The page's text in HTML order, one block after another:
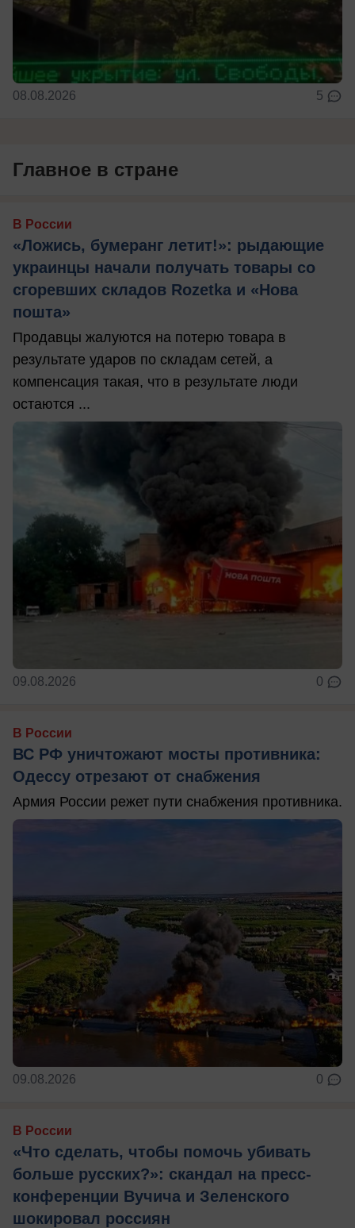
08.08.2026 5
Главное в стране
В России
«Ложись, бумеранг летит!»: рыдающие
украинцы начали получать товары со
сгоревших складов Rozetka и «Нова
пошта»
Продавцы жалуются на потерю товара в
результате ударов по складам сетей, а
компенсация такая, что в результате люди
остаются ...
09.08.2026 0
В России
ВС РФ уничтожают мосты противника:
Одессу отрезают от снабжения
Армия России режет пути снабжения противника.
09.08.2026 0
В России
«Что сделать, чтобы помочь убивать
больше русских?»: скандал на пресс-
конференции Вучича и Зеленского
шокировал россиян